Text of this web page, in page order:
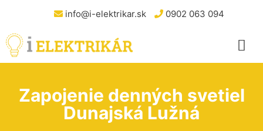
info@i-elektrikar.sk 0902 063 094
Zapojenie denných svetiel
Dunajská Lužná